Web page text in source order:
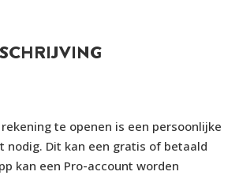
te openen is een persoonlijke
nodig. Dit kan een gratis of betaald
kan een Pro-account worden